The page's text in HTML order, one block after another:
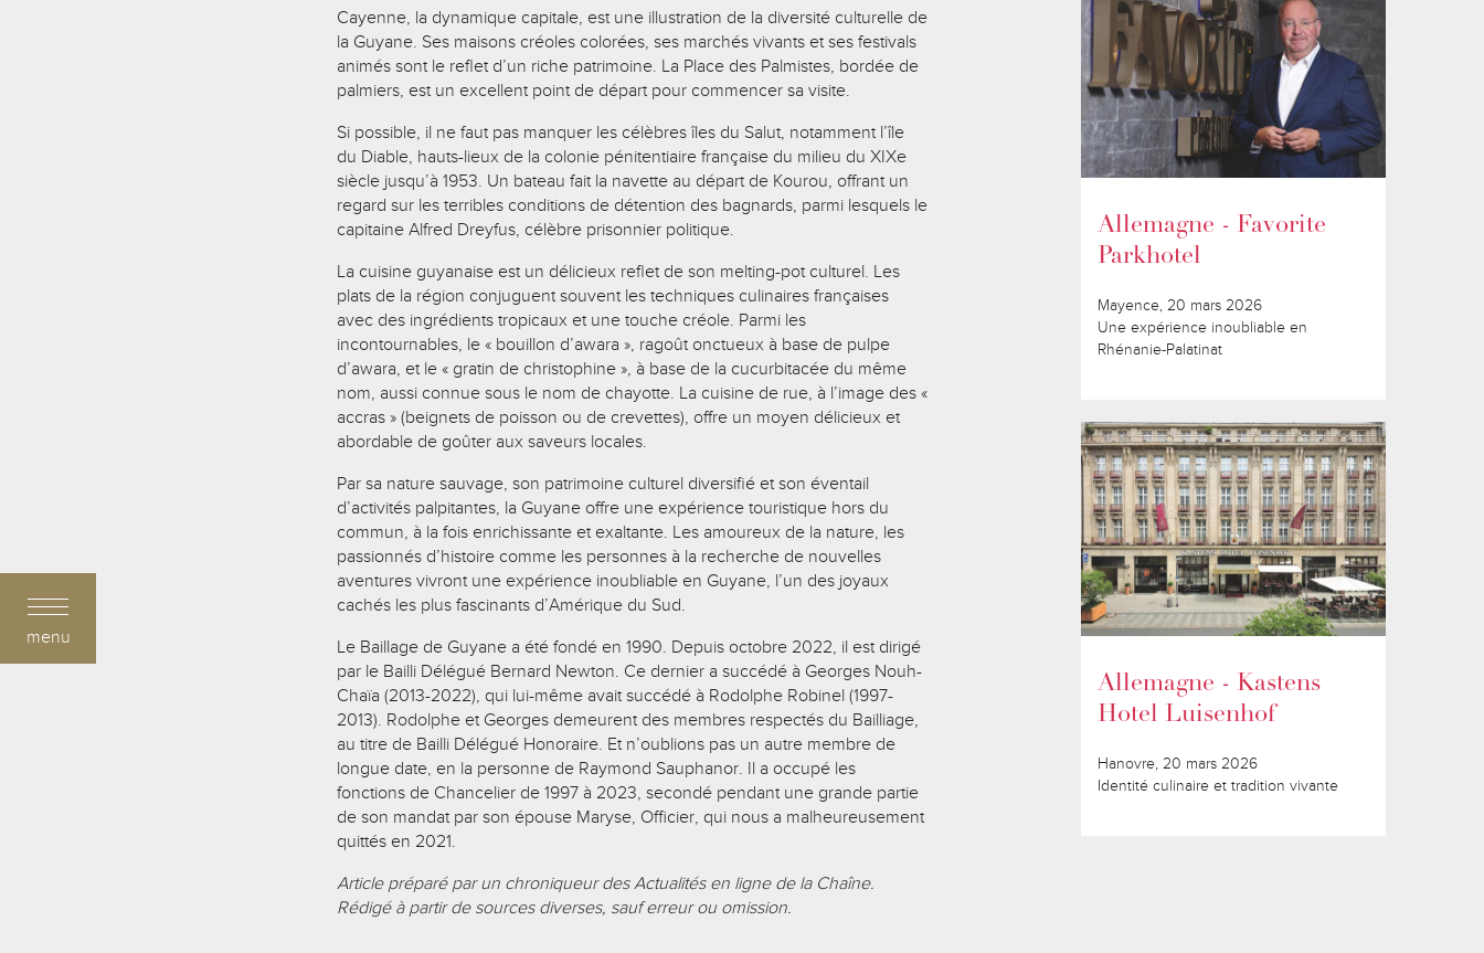
menu
Cayenne, la dynamique capitale, est une illustration de la diversité culturelle de
la Guyane. Ses maisons créoles colorées, ses marchés vivants et ses festivals
animés sont le reflet d’un riche patrimoine. La Place des Palmistes, bordée de
palmiers, est un excellent point de départ pour commencer sa visite.
Si possible, il ne faut pas manquer les célèbres îles du Salut, notamment l’île
du Diable, hauts-lieux de la colonie pénitentiaire française du milieu du XIXe
siècle jusqu’à 1953. Un bateau fait la navette au départ de Kourou, offrant un
regard sur les terribles conditions de détention des bagnards, parmi lesquels le
capitaine Alfred Dreyfus, célèbre prisonnier politique.
La cuisine guyanaise est un délicieux reflet de son melting-pot culturel. Les
plats de la région conjuguent souvent les techniques culinaires françaises
avec des ingrédients tropicaux et une touche créole. Parmi les
incontournables, le « bouillon d’awara », ragoût onctueux à base de pulpe
d’awara, et le « gratin de christophine », à base de la cucurbitacée du même
nom, aussi connue sous le nom de chayotte. La cuisine de rue, à l’image des «
accras » (beignets de poisson ou de crevettes), offre un moyen délicieux et
abordable de goûter aux saveurs locales.
Par sa nature sauvage, son patrimoine culturel diversifié et son éventail
d’activités palpitantes, la Guyane offre une expérience touristique hors du
commun, à la fois enrichissante et exaltante. Les amoureux de la nature, les
passionnés d’histoire comme les personnes à la recherche de nouvelles
aventures vivront une expérience inoubliable en Guyane, l’un des joyaux
cachés les plus fascinants d’Amérique du Sud.
Le Baillage de Guyane a été fondé en 1990. Depuis octobre 2022, il est dirigé
par le Bailli Délégué Bernard Newton. Ce dernier a succédé à Georges Nouh-
Chaïa (2013-2022), qui lui-même avait succédé à Rodolphe Robinel (1997-
2013). Rodolphe et Georges demeurent des membres respectés du Bailliage,
au titre de Bailli Délégué Honoraire. Et n’oublions pas un autre membre de
longue date, en la personne de Raymond Sauphanor. Il a occupé les
fonctions de Chancelier de 1997 à 2023, secondé pendant une grande partie
de son mandat par son épouse Maryse, Officier, qui nous a malheureusement
quittés en 2021.
Article préparé par un chroniqueur des Actualités en ligne de la Chaîne.
Rédigé à partir de sources diverses, sauf erreur ou omission.
Allemagne - Favorite
Parkhotel
Mayence, 20 mars 2026
Une expérience inoubliable en
Rhénanie-Palatinat
Allemagne - Kastens
Hotel Luisenhof
Hanovre, 20 mars 2026
Identité culinaire et tradition vivante